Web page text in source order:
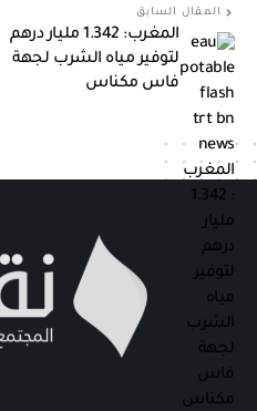
المقال السابق
المغرب: 1.342 مليار درهم
لتوفير مياه الشرب لجهة
فاس مكناس